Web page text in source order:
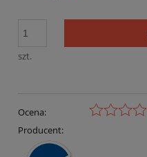
szt.
Ocena:
Producent: